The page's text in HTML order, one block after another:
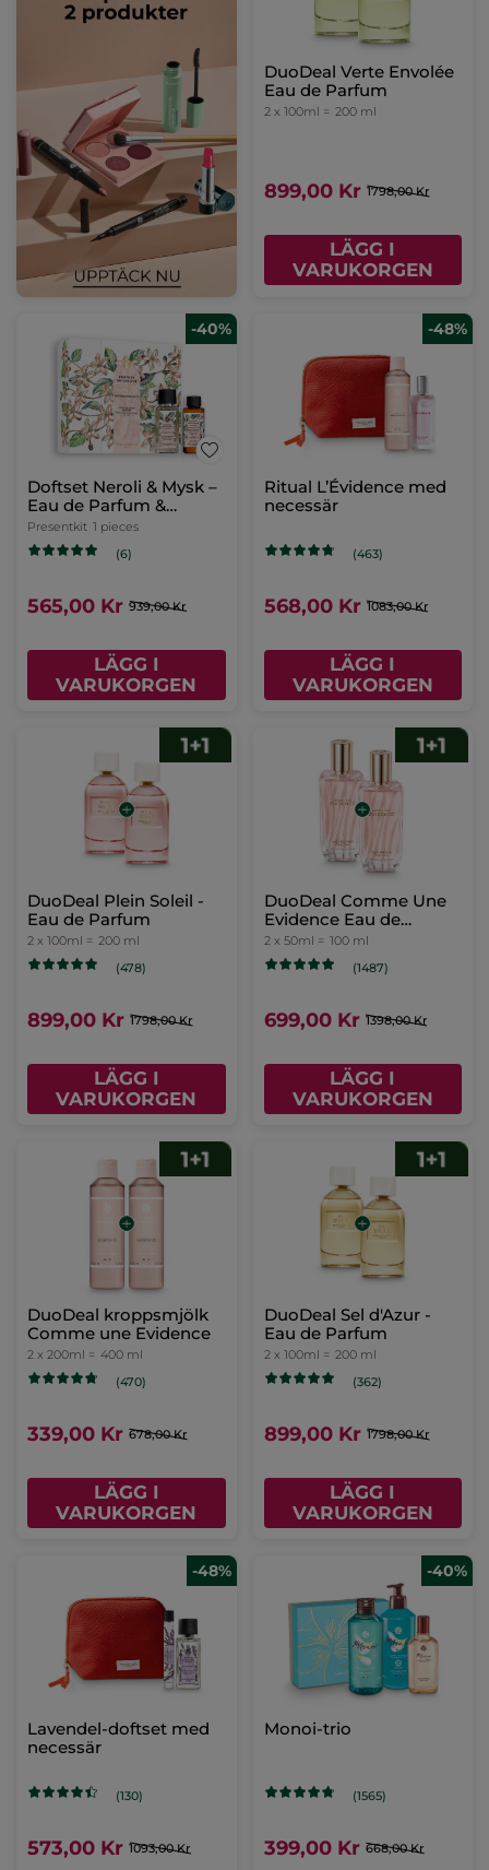
DuoDeal Verte Envolée
Eau de Parfum
2 x 100ml = 200 ml
899,00 Kr 1798,00 Kr
LÄGG I
VARUKORGEN
-40%
Doftset Neroli & Mysk –
Eau de Parfum &
Massageolja
Presentkit 1 pieces
(6)
565,00 Kr 939,00 Kr
LÄGG I
VARUKORGEN
-48%
Ritual L’Évidence med
necessär
(463)
568,00 Kr 1083,00 Kr
LÄGG I
VARUKORGEN
DuoDeal Plein Soleil -
Eau de Parfum
2 x 100ml = 200 ml
(478)
899,00 Kr 1798,00 Kr
LÄGG I
VARUKORGEN
DuoDeal Comme Une
Evidence Eau de
Parfum, 50ml
2 x 50ml = 100 ml
(1487)
699,00 Kr 1398,00 Kr
LÄGG I
VARUKORGEN
DuoDeal kroppsmjölk
Comme une Evidence
2 x 200ml = 400 ml
(470)
339,00 Kr 678,00 Kr
LÄGG I
VARUKORGEN
DuoDeal Sel d'Azur -
Eau de Parfum
2 x 100ml = 200 ml
(362)
899,00 Kr 1798,00 Kr
LÄGG I
VARUKORGEN
-48%
Lavendel-doftset med
necessär
(130)
573,00 Kr 1093,00 Kr
-40%
Monoi-trio
(1565)
399,00 Kr 668,00 Kr